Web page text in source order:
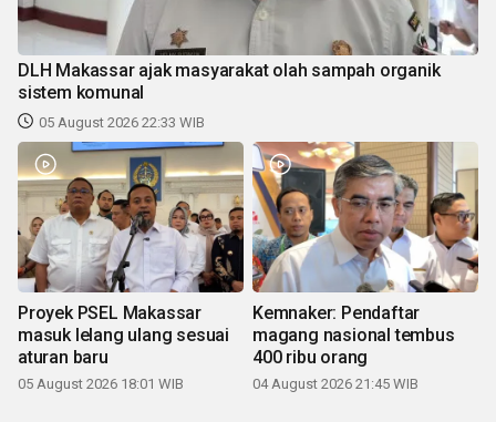
DLH Makassar ajak masyarakat olah sampah organik
sistem komunal
05 August 2026 22:33 WIB
Proyek PSEL Makassar
masuk lelang ulang sesuai
aturan baru
05 August 2026 18:01 WIB
Kemnaker: Pendaftar
magang nasional tembus
400 ribu orang
04 August 2026 21:45 WIB